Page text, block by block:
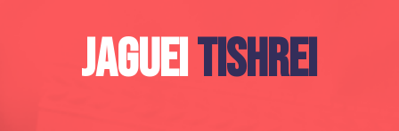
JAGUEITISHREI